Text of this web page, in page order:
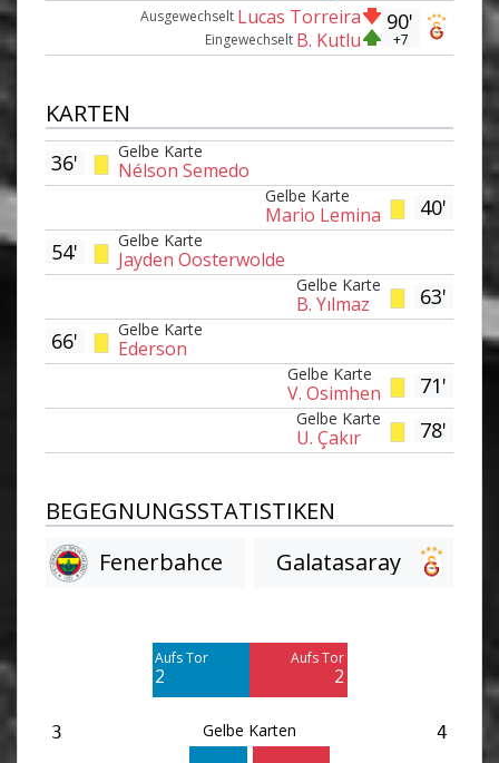
90'
+7
Ausgewechselt Lucas Torreira
Eingewechselt B. Kutlu
KARTEN
Gelbe Karte
Nélson Semedo
36'
40'
Gelbe Karte
Mario Lemina
Gelbe Karte
Jayden Oosterwolde
54'
63'
Gelbe Karte
B. Yılmaz
Gelbe Karte
Ederson
66'
71'
Gelbe Karte
V. Osimhen
78'
Gelbe Karte
U. Çakır
BEGEGNUNGSSTATISTIKEN
Fenerbahce
Galatasaray
Aufs Tor
2
Aufs Tor
2
3 Gelbe Karten 4